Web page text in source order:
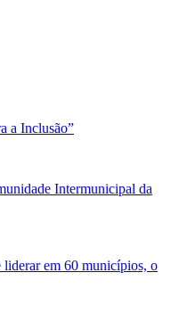
a Inclusão”
Intermunicipal da
liderar em 60 municípios, o